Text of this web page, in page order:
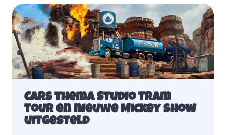
Cars thema Studio Tram
Tour en nieuwe Mickey show
uitgesteld